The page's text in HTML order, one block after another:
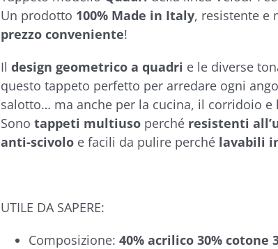
Un prodotto 100% Made in Italy, resistente e
prezzo conveniente!
Il design geometrico a quadri e le diverse
questo tappeto perfetto per arredare ogni
salotto… ma anche per la cucina, il corridoio e
Sono tappeti multiuso perché resistenti
anti-scivolo e facili da pulire perché lavabili
UTILE DA SAPERE:
Composizione: 40% acrilico 30% cotone